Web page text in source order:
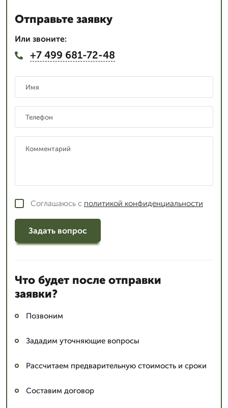
Отправьте заявку
Или звоните:
+7 499 681-72-48
Соглашаюсь с политикой конфиденциальности
Задать вопрос
Что будет после отправки
заявки?
Позвоним
Зададим уточняющие вопросы
Рассчитаем предварительную стоимость и сроки
Составим договор